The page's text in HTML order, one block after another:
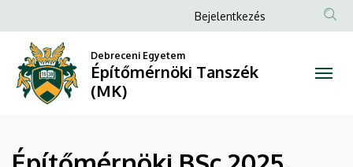
BSc
2025.
levelező
a
tartalomra
Anonim
menüje
Bejelentkezés
Debreceni Egyetem
Építőmérnöki Tanszék
(MK)